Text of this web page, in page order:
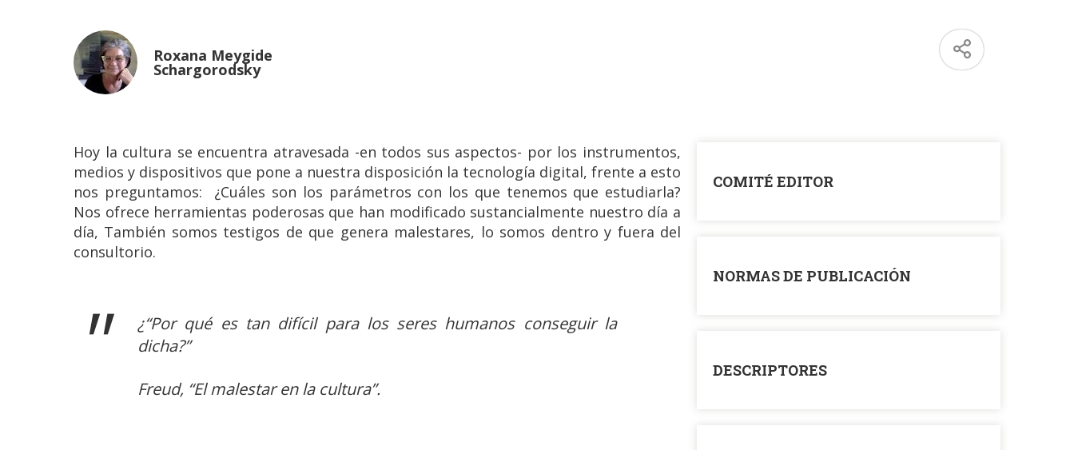
Roxana Meygide
Schargorodsky
Hoy la cultura se encuentra atravesada -en todos sus aspectos- por los instrumentos,
medios y dispositivos que pone a nuestra disposición la tecnología digital, frente a esto
nos preguntamos: ¿Cuáles son los parámetros con los que tenemos que estudiarla?
Nos ofrece herramientas poderosas que han modificado sustancialmente nuestro día a
día, También somos testigos de que genera malestares, lo somos dentro y fuera del
consultorio.
¿“Por qué es tan difícil para los seres humanos conseguir la
dicha?”
Freud, “El malestar en la cultura”.
COMITÉ EDITOR
NORMAS DE PUBLICACIÓN
DESCRIPTORES